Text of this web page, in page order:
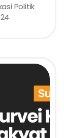
Politik